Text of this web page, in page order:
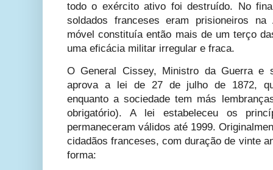
todo o exército ativo foi destruído. No
soldados franceses eram prisioneiros na
móvel constituía então mais de um terço
uma eficácia militar irregular e fraca.
O General Cissey, Ministro da Guerra e
aprova a lei de 27 de julho de 1872,
enquanto a sociedade tem más
obrigatório). A lei estabeleceu os
permaneceram válidos até 1999.
cidadãos franceses, com duração de vinte
forma: